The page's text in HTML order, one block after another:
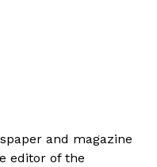
and magazine
editor of the